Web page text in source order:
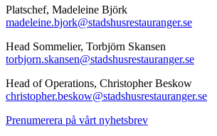
Platschef, Madeleine Björk
madeleine.bjork@stadshusrestauranger.se
Head Sommelier, Torbjörn Skansen
torbjorn.skansen@stadshusrestauranger.se
Head of Operations, Christopher Beskow
christopher.beskow@stadshusrestauranger.se
Prenumerera på vårt nyhetsbrev